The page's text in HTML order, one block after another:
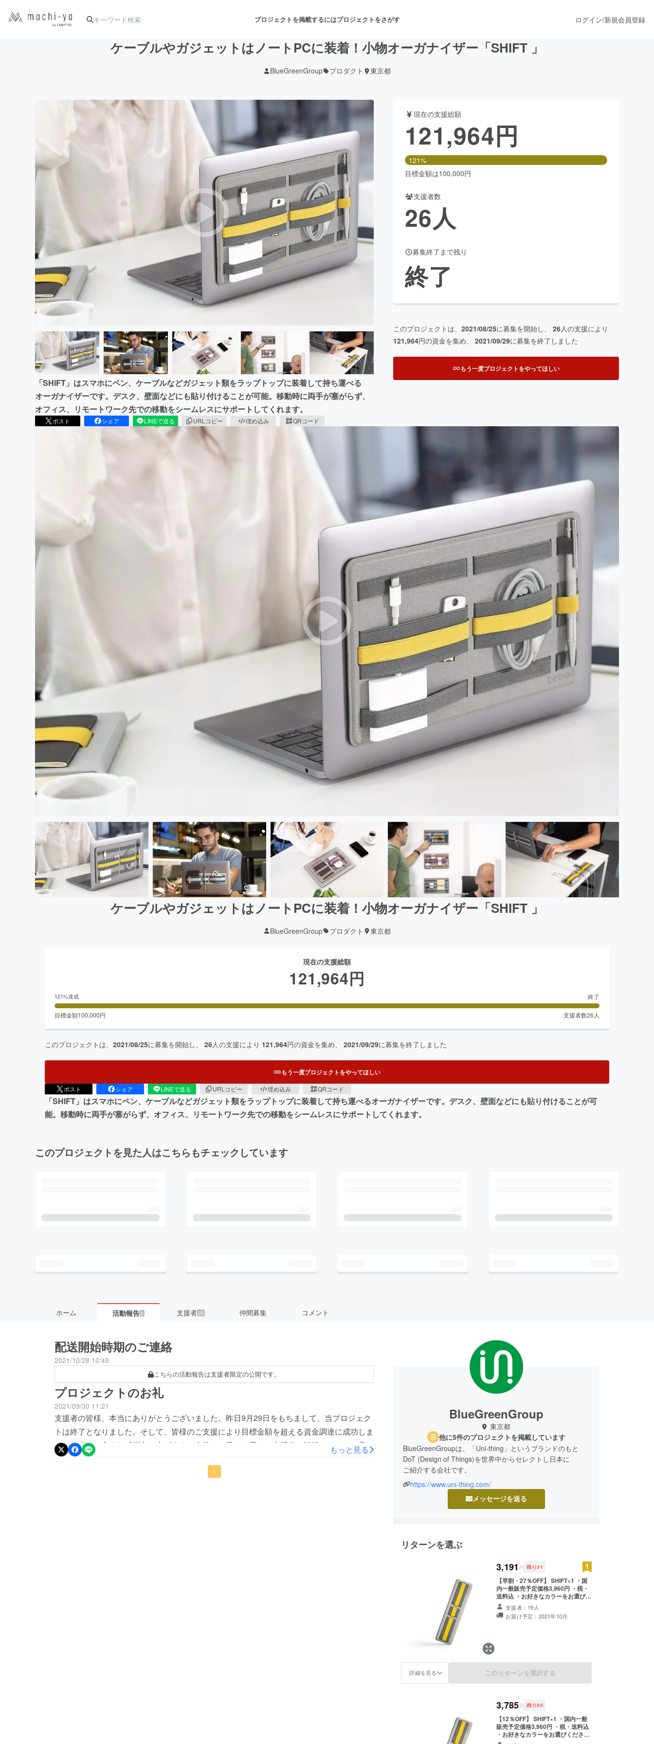
プロジェクトを掲載するにはプロジェクトをさがす
アート・写真 舞台・パフォーマンス
ゲーム・サービス開発 ファッション
映像・映画 書籍・雑誌出版
チャレンジ ビューティー・ヘルスケア
まちづくり・地域活性化
CAMPFIRE for Social Good
CAMPFIRE Creation
CAMPFIREふるさと納税machi-ya
ログイン/新規会員登録
ケーブルやガジェットはノートPCに装着！小物オーガナイザー「SHIFT 」
BlueGreenGroup プロダクト 東京都
「SHIFT」はスマホにペン、ケーブルなどガジェット類をラップトップに装着して持ち運べる
オーガナイザーです。デスク、壁面などにも貼り付けることが可能。移動時に両手が塞がらず、
オフィス、リモートワーク先での移動をシームレスにサポートしてくれます。
ポスト シェア LINEで送る URLコピー 埋め込み QRコード
現在の支援総額
121,964円
121%
目標金額は100,000円
支援者数
26人
募集終了まで残り
終了
このプロジェクトは、 2021/08/25に募集を開始し、 26人の支援により
121,964円の資金を集め、 2021/09/29に募集を終了しました
もう一度プロジェクトをやってほしい
ケーブルやガジェットはノートPCに装着！小物オーガナイザー「SHIFT 」
BlueGreenGroup プロダクト 東京都
現在の支援総額
121,964円
121%達成 終了
目標金額100,000円 支援者数26 人
このプロジェクトは、 2021/08/25に募集を開始し、 26人の支援により 121,964円の資金を集め、 2021/09/29に募集を終了しました
もう一度プロジェクトをやってほしい
ポスト シェア LINEで送る URLコピー 埋め込み QRコード
「SHIFT」はスマホにペン、ケーブルなどガジェット類をラップトップに装着して持ち運べるオーガナイザーです。デスク、壁面などにも貼り付けることが可
能。移動時に両手が塞がらず、オフィス、リモートワーク先での移動をシームレスにサポートしてくれます。
このプロジェクトを見た人はこちらもチェックしています
ホーム 活動報告2 支援者26 仲間募集 コメント
配送開始時期のご連絡
2021/10/28 10:48
こちらの活動報告は支援者限定の公開です。
プロジェクトのお礼
2021/09/30 11:21
支援者の皆様、本当にありがとうございました。昨日9月29日をもちまして、当プロジェク
トは終了となりました。そして、皆様のご支援により目標金額を超える資金調達に成功しま
した。改めて心より感謝申し上げます。今後、一日でも早く、支援者の皆様へリターン品が
お届け出来ます様、これよりメーカーへ発注を致します。予定通り10月下旬のお届け予定
です。お届けに関する進捗があり次第、当活動レポートにて随時ご報告させて頂きます。引
もっと見る
1
BlueGreenGroup
東京都
他に5件のプロジェクトを掲載しています
BlueGreenGroupは、「Uni-thing」というブランドのもと
DoT (Design of Things)を世界中からセレクトし日本に
ご紹介する会社です。
＊“Uni-thing/ユニシング”は必要なモノが繋がり生活の中に
https://www.uni-thing.com/
メッセージを送る
リターンを選ぶ
3,191 円 残り31
【早割・27％OFF】 SHIFT×1 ・国
内一般販売予定価格3,960円 ・税・
送料込 ・お好きなカラーをお選びく
ださい。
支援者：19人
お届け予定：2021年10月
詳細を見る このリターンを選択する
3,785円 残り80
【12％OFF】 SHIFT×1 ・国内一般
販売予定価格3,960円 ・税・送料込
・お好きなカラーをお選びくださ
い。